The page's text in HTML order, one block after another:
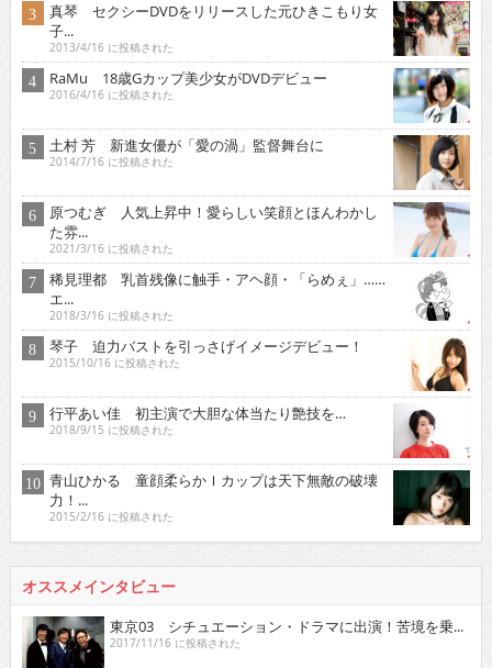
真琴 セクシーDVDをリリースした元ひきこもり女
子...
2013/4/16 に投稿された
RaMu 18歳Gカップ美少女がDVDデビュー
2016/4/16 に投稿された
土村 芳 新進女優が「愛の渦」監督舞台に
2014/7/16 に投稿された
原つむぎ 人気上昇中！愛らしい笑顔とほんわかし
た雰...
2021/3/16 に投稿された
稀見理都 乳首残像に触手・アヘ顔・「らめぇ」……
エ...
2018/3/16 に投稿された
琴子 迫力バストを引っさげイメージデビュー！
2015/10/16 に投稿された
行平あい佳 初主演で大胆な体当たり艶技を…
2018/9/15 に投稿された
青山ひかる 童顔柔らかＩカップは天下無敵の破壊
力！...
2015/2/16 に投稿された
オススメインタビュー
東京03 シチュエーション・ドラマに出演！苦境を乗...
2017/11/16 に投稿された